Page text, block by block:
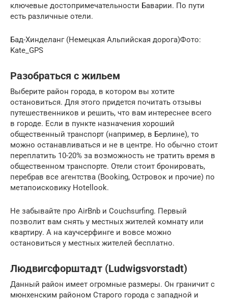
ключевые достопримечательности Баварии. По пути
есть различные отели.
Бад-Хинделанг (Немецкая Альпийская дорога)Фото:
Kate_GPS
Разобраться с жильем
Выберите район города, в котором вы хотите
остановиться. Для этого придется почитать отзывы
путешественников и решить, что вам интереснее всего
в городе. Если в пункте назначения хороший
общественный транспорт (например, в Берлине), то
можно останавливаться и не в центре. Но обычно стоит
переплатить 10-20% за возможность не тратить время в
общественном транспорте. Отели стоит бронировать,
перебрав все агентства (Booking, Островок и прочие) по
метапоисковику Hotellook.
Не забывайте про AirBnb и Couchsurfing. Первый
позволит вам снять у местных жителей комнату или
квартиру. А на каучсерфинге и вовсе можно
остановиться у местных жителей бесплатно.
Людвигсфорштадт (Ludwigsvorstadt)
Данный район имеет огромные размеры. Он граничит с
мюнхенским районом Старого города с западной и